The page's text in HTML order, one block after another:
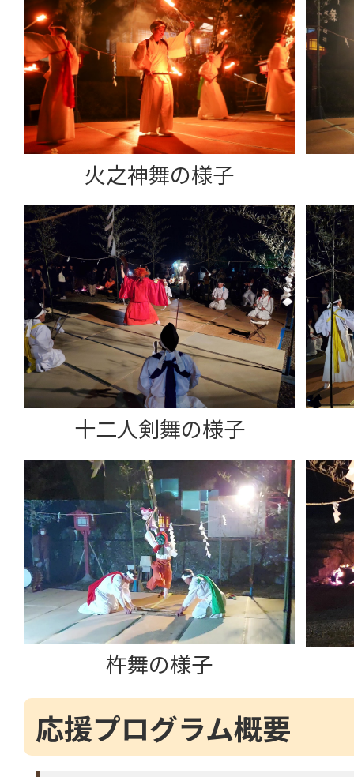
火之神舞の様子
十二人剣舞の様子
杵舞の様子
応援プログラム概要